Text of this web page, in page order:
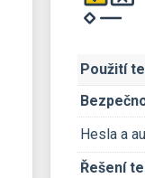
Použití
Hesla a
Řešení